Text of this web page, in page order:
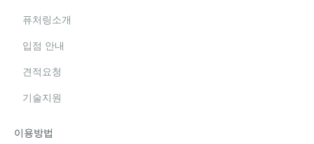
퓨처링소개
입점 안내
견적요청
기술지원
이용방법